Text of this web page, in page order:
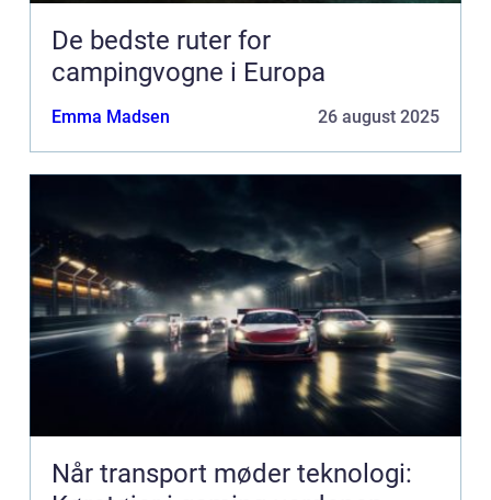
De bedste ruter for
campingvogne i Europa
Emma Madsen 26 august 2025
Når transport møder teknologi: